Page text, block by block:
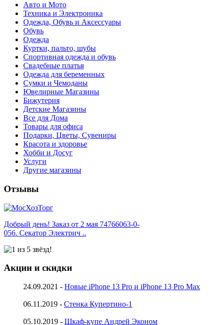
Авто и Мото
Техника и Электроника
Одежда, Обувь и Аксессуары
Обувь
Одежда
Куртки, пальто, шубы
Спортивная одежда и обувь
Свадебные платья
Одежда для беременных
Сумки и Чемоданы
Ювелирные Магазины
Бижутерия
Детские Магазины
Все для Дома
Товары для офиса
Подарки, Цветы, Сувениры
Красота и здоровье
Хобби и Досуг
Услуги
Другие магазины
Отзывы
Добрый день! Заказ от 2 мая 74766063-0-
056. Секатор Электрич ..
Акции и скидки
24.09.2021 - Новые iPhone 13 Pro и iPhone 13 Pro Max
06.11.2019 - Стенка Купертино-1
05.10.2019 - Шкаф-купе Андрей Эконом